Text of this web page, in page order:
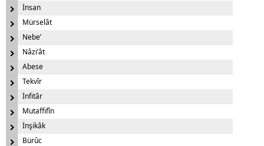
İnsan
Mürselât
Nebe’
Nâzi’ât
Abese
Tekvîr
İnfitâr
Mutaffifîn
İnşikâk
Bürûc